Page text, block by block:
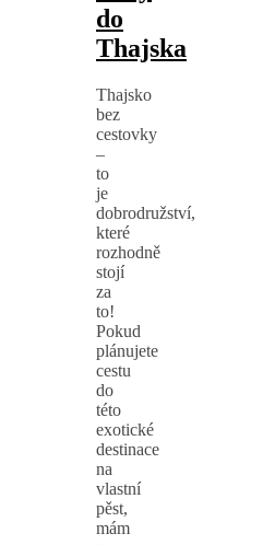
do
Thajska
Thajsko
bez
cestovky
–
to
je
dobrodružství,
které
rozhodně
stojí
za
to!
Pokud
plánujete
cestu
do
této
exotické
destinace
na
vlastní
pěst,
mám